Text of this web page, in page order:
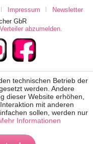
Impressum
Newsletter
GbR
abzumelden.
technischen Betrieb der
werden. Andere
dieser Website erhöhen,
mit anderen
sollen, werden nur
Informationen